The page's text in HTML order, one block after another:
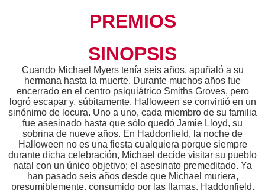
PREMIOS
SINOPSIS
Cuando Michael Myers tenía seis años, apuñaló a su
hermana hasta la muerte. Durante muchos años fue
encerrado en el centro psiquiátrico Smiths Groves, pero
logró escapar y, súbitamente, Halloween se convirtió en un
sinónimo de locura. Uno a uno, cada miembro de su familia
fue asesinado hasta que sólo quedó Jamie Lloyd, su
sobrina de nueve años. En Haddonfield, la noche de
Halloween no es una fiesta cualquiera porque siempre
durante dicha celebración, Michael decide visitar su pueblo
natal con un único objetivo; el asesinato premeditado. Ya
han pasado seis años desde que Michael muriera,
presumiblemente, consumido por las llamas. Haddonfield,